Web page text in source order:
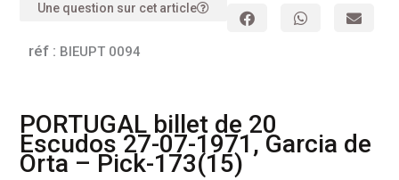
Une question sur cet article
réf : BIEUPT 0094
PORTUGAL billet de 20
Escudos 27-07-1971, Garcia de
Orta – Pick-173(15)